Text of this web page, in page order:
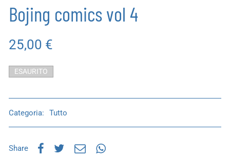
Bojing comics vol 4
25,00 €
ESAURITO
Categoria: Tutto
Share